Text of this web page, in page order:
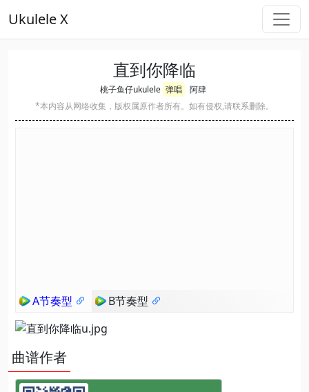
Ukulele X
直到你降临
桃子鱼仔ukulele 弹唱
阿肆
*本内容从网络收集，版权属原作者所有。如有侵权,请联系删除。
A节奏型 B节奏型
曲谱作者